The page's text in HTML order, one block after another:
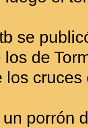
se
los de
los cruces
porrón